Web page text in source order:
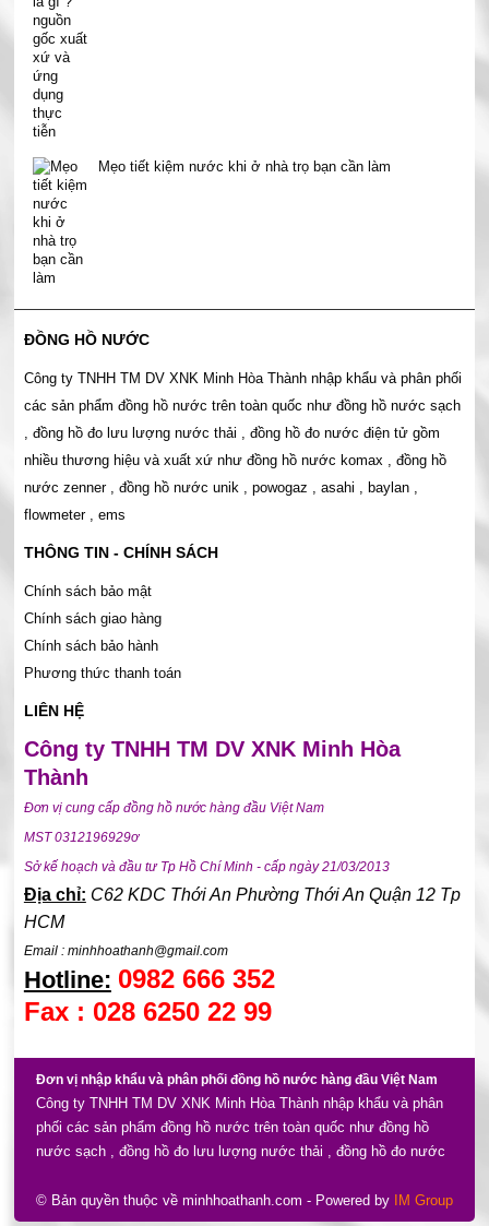
Đơn vị nhập khẩu và phân phối đồng hồ nước hàng đầu Việt Nam
Công ty TNHH TM DV XNK Minh Hòa Thành nhập khẩu và phân
phối các sản phẩm đồng hồ nước trên toàn quốc như đồng hồ
nước sạch , đồng hồ đo lưu lượng nước thải , đồng hồ đo nước
komax , đồng hồ nước zenner , đồng hồ nước unik , powogaz ,
Mẹo tiết kiệm nước khi ở nhà trọ bạn cần làm
ĐỒNG HỒ NƯỚC
Công ty TNHH TM DV XNK Minh Hòa Thành nhập khẩu và phân phối
các sản phẩm đồng hồ nước trên toàn quốc như đồng hồ nước sạch
, đồng hồ đo lưu lượng nước thải , đồng hồ đo nước điện tử gồm
nhiều thương hiệu và xuất xứ như đồng hồ nước komax , đồng hồ
nước zenner , đồng hồ nước unik , powogaz , asahi , baylan ,
flowmeter , ems
THÔNG TIN - CHÍNH SÁCH
Chính sách bảo mật
Chính sách giao hàng
Chính sách bảo hành
Phương thức thanh toán
LIÊN HỆ
Công ty TNHH TM DV XNK Minh Hòa
Thành
Đơn vị cung cấp đồng hồ nước hàng đầu Việt Nam
MST 0312196929ơ
Sở kế hoạch và đầu tư Tp Hồ Chí Minh - cấp ngày 21/03/2013
Địa chỉ: C62 KDC Thới An Phường Thới An Quận 12 Tp
HCM
Email : minhhoathanh@gmail.com
Hotline: 0982 666 352
Fax : 028 6250 22 99
© Bản quyền thuộc về minhhoathanh.com - Powered by IM Group